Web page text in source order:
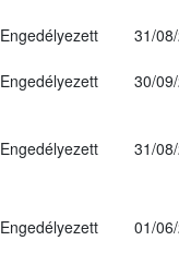
Engedélyezett
31/
Engedélyezett
30/
Engedélyezett 31/
Engedélyezett 01/